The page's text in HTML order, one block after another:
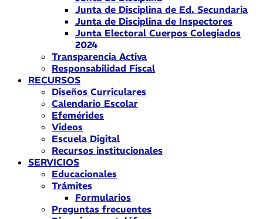
Junta de Disciplina de Ed. Secundaria
Junta de Disciplina de Inspectores
Junta Electoral Cuerpos Colegiados
2024
Transparencia Activa
Responsabilidad Fiscal
RECURSOS
Diseños Curriculares
Calendario Escolar
Efemérides
Videos
Escuela Digital
Recursos institucionales
SERVICIOS
Educacionales
Trámites
Formularios
Preguntas frecuentes